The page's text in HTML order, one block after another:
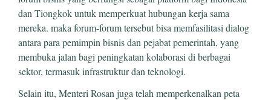
dan Tiongkok untuk memperkuat hubungan kerja sama
mereka. maka forum-forum tersebut bisa memfasilitasi dialog
antara para pemimpin bisnis dan pejabat pemerintah, yang
membuka jalan bagi peningkatan kolaborasi di berbagai
sektor, termasuk infrastruktur dan teknologi.
Selain itu, Menteri Rosan juga telah memperkenalkan peta